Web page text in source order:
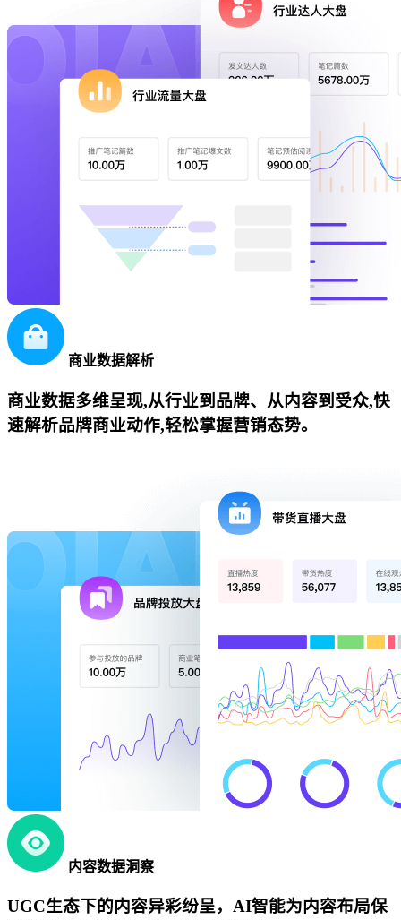
商业数据解析
商业数据多维呈现,从行业到品牌、从内容到受众,快
速解析品牌商业动作,轻松掌握营销态势。
内容数据洞察
UGC生态下的内容异彩纷呈，AI智能为内容布局保